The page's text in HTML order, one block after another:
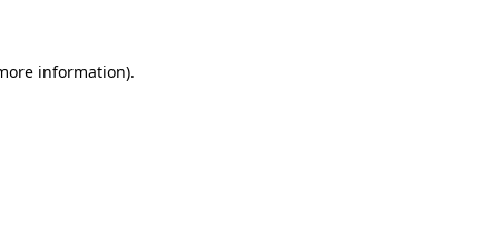
information).